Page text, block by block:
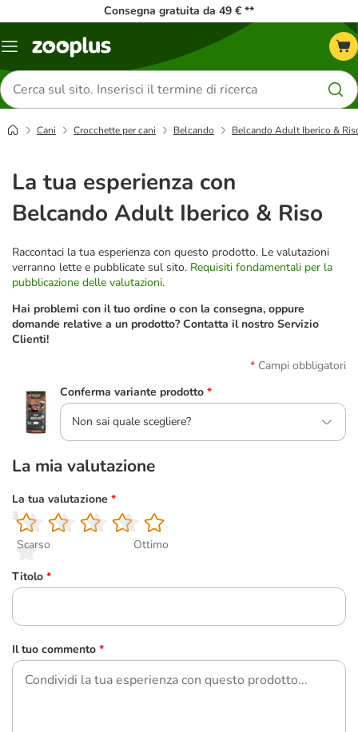
Consegna gratuita da 49 € **
Overview
Cerca
prodotti
Cani Crocchette per cani Belcando Belcando Adult Iberico &
La tua esperienza con
Belcando Adult Iberico & Riso
Raccontaci la tua esperienza con questo prodotto. Le valutazioni
verranno lette e pubblicate sul sito. Requisiti fondamentali per la
pubblicazione delle valutazioni.
Hai problemi con il tuo ordine o con la consegna, oppure
domande relative a un prodotto? Contatta il nostro Servizio
Clienti!
Campi obbligatori
Conferma variante prodotto *
Non sai quale scegliere?
La mia valutazione
La tua valutazione *
1
Scarso
2
3
4
5
Ottimo
Titolo *
Il tuo commento *